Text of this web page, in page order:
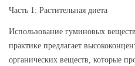
Часть 1: Растительная диета
Использование гуминовых
практике предлагает
органических веществ, которые